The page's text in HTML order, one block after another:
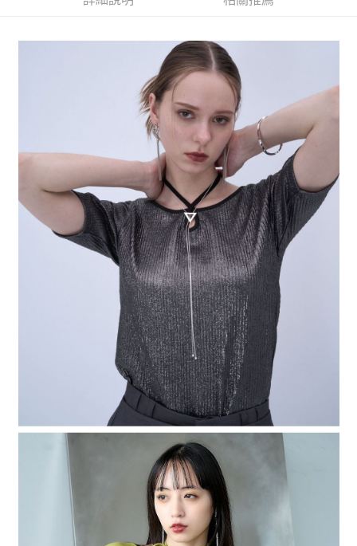
4.訂單成立30分鐘內，如未前往確認交易或遇審核未通過，訂單將自動取
1.分期款項不併入電信帳單，「大哥付你分期」於每月結算日後寄送繳費提
2.透過簡訊連結打開帳單後，可選擇「超商條碼／台灣大直營門市／銀行轉
帳／街口支付／iPASS MONEY」等通路繳費。
1.本服務係由「台灣大哥大股份有限公司」（以下簡稱本公司）所提供，讓
用戶於交易時，得透過本服務購買商品或服務，並由商店將買賣／分期付款
買賣價金債權讓與本公司後，依約使用本公司帳單繳交帳款。
2.基於同意付款使用「大哥付你分期」之契約關係目的，商店將以您的個人
資料（包含姓名、電話或地址）提供予台灣大哥大進項蒐集、處理及利用，
由本公司與您本人進行分期帳單所需資料之確認、核對及更正。
3.完整用戶服務條款，請詳閱以下連結：https://oppay.tw/userRule
３．安心：先確認商品／服務後，再付款。
【「AFTEE先享後付」結帳流程】
１．於結帳方式選擇「AFTEE先享後付」後，將跳轉至「AFTEE先享後付」
結帳頁面，進行簡訊認證並確認金額後，即可完成結帳。
２．訂單成立數日內，您將收到繳費通知簡訊。
３．收到繳費通知簡訊後14天內，點擊此簡訊中的連結，可透過四大超商／
ATM／網路銀行／等多元方式進行付款，方視為交易完成。
※ 請注意：結帳手續完成當下不需立刻繳費，但若您需要取消訂單，請聯絡
購買商品的店家。未經商家同意取消之訂單仍視為有效，需透過AFTEE先享
後付繳納相關費用。
※ 交易是否成功請以「AFTEE先享後付 」之結帳頁面顯示為準，若有關於
是否繳費成功／繳費後需取消欲退款等相關疑問，請聯繫「AFTEE先享後付
客戶支援中心」 https://netprotections.freshdesk.com/support/home
１．透過由恩沛科技股份有限公司提供之「AFTEE先享後付」服務完成之交
易，需依本服務之必要範圍內提供個人資料，並將交易相關給付款項請求債
權轉讓予恩沛科技股份有限公司。
２．關於個人資料處理事宜，請瀏覽以下網址：https://aftee.tw/terms/#terms3
３．未成年的使用者請事先徵得法定代理人或監護人之同意方可使用
「AFTEE先享後付」，若未經同意申辦者引起之損失，本公司不負相關責
４．使用「AFTEE先享後付」時，將依據個別帳號之用戶狀況，依本公司即
時審查核予不同之上限額度；若仍有額度不足之情形，本公司將視審查結果
請求用戶進行身份認證。
５．嚴禁一人註冊多個帳號或使用他人資訊註冊。若發現惡意使用之情形，
恩沛科技股份有限公司將有權停止該用戶之使用額度並採取法律行動。
每筆NT$80，滿NT$1,500(含以上)免運費
每筆NT$80，滿NT$1,500(含以上)免運費
每筆NT$80，滿NT$1,500(含以上)免運費
每筆NT$80，滿NT$1,500(含以上)免運費
每筆NT$80，滿NT$1,500(含以上)免運費